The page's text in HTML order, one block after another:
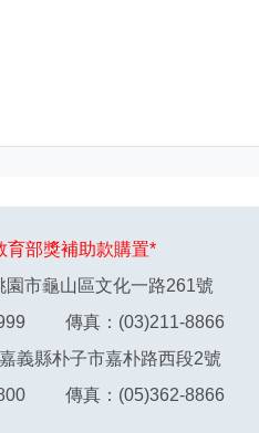
育部獎補助款購置*
園市龜山區文化一路261號
傳真：(03)211-8866
義縣朴子市嘉朴路西段2號
傳真：(05)362-8866